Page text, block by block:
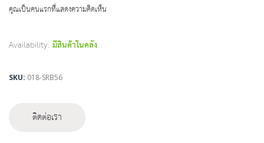
คุณเป็นคนแรกที่แสดงความคิดเห็น
Availability: มีสินค้าในคลัง
SKU 018-SRB56
ติดต่อเรา